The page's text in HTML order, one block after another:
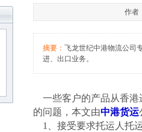
作者
摘要： 飞龙世纪中港物流公司
进、出口业务。
一些客户的产品从香
的问题， 本文由中港货运
1
、接受要求托运人托